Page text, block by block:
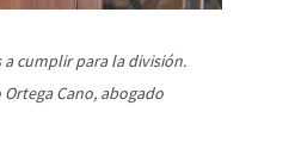
a cumplir para la división.
Cano, abogado